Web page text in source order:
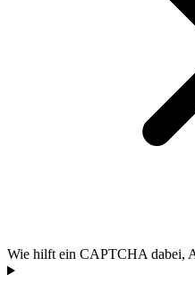
Wie hilft ein CAPTCHA dabei,